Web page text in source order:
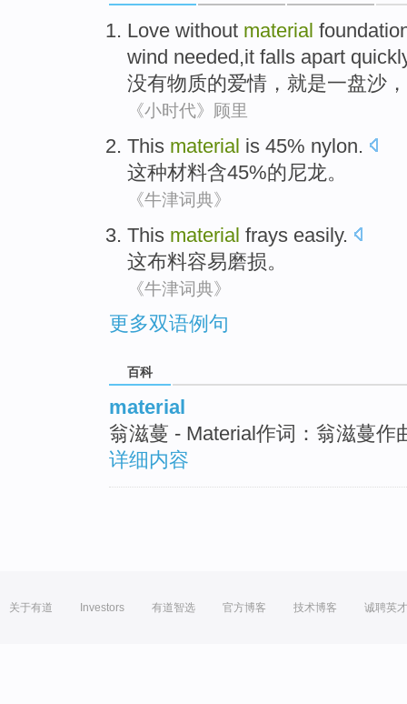
Love without material
wind needed,it falls apart
没有物质的爱情 ， 就是一盘沙 ，
《小时代》顾里
This material is 45% nylon.
这种材料含45%的 尼龙。
《牛津词典》
This material frays easily.
这布料容易磨损。
《牛津词典》
更多双语例句
百科
material
翁滋蔓 - Material作词：翁滋蔓作
详细内容
关于有道 Investors 有道智选 官方博客 技术博客 诚聘英才